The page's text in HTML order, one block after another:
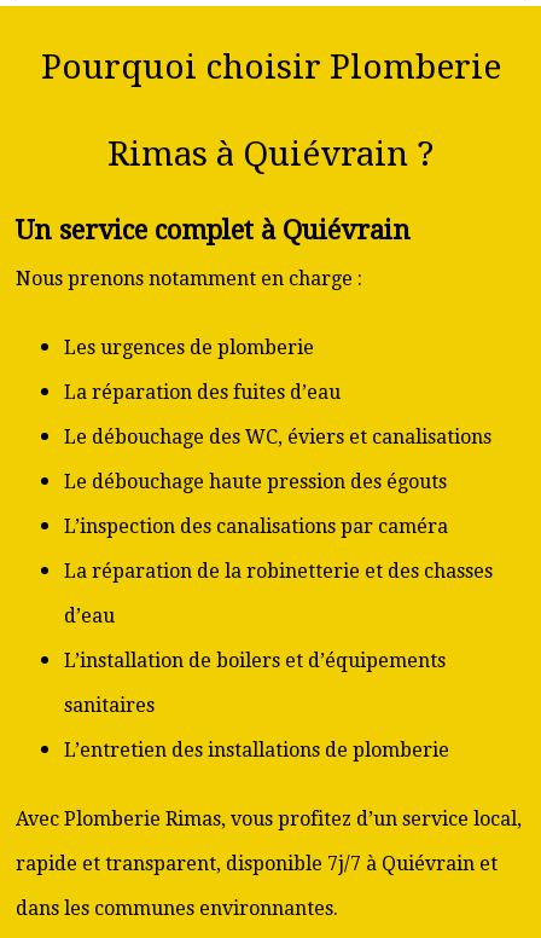
Pourquoi choisir Plomberie
Rimas à Quiévrain ?
Un service complet à Quiévrain
Nous prenons notamment en charge :
Les urgences de plomberie
La réparation des fuites d’eau
Le débouchage des WC, éviers et canalisations
Le débouchage haute pression des égouts
L’inspection des canalisations par caméra
La réparation de la robinetterie et des chasses
d’eau
L’installation de boilers et d’équipements
sanitaires
L’entretien des installations de plomberie
Avec Plomberie Rimas, vous profitez d’un service local,
rapide et transparent, disponible 7j/7 à Quiévrain et
dans les communes environnantes.